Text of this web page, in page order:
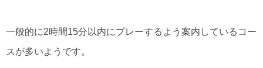
一般的に2時間15分以内にプレーするよう案内しているコー
スが多いようです。